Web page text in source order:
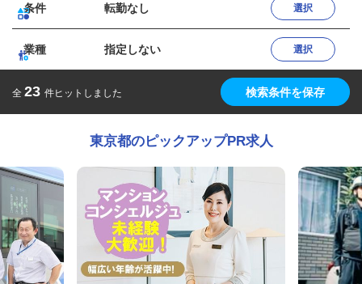
条件 転勤なし 選択
業種 指定しない 選択
全 23 件ヒットしました 検索条件を保存
東京都のピックアップPR求人